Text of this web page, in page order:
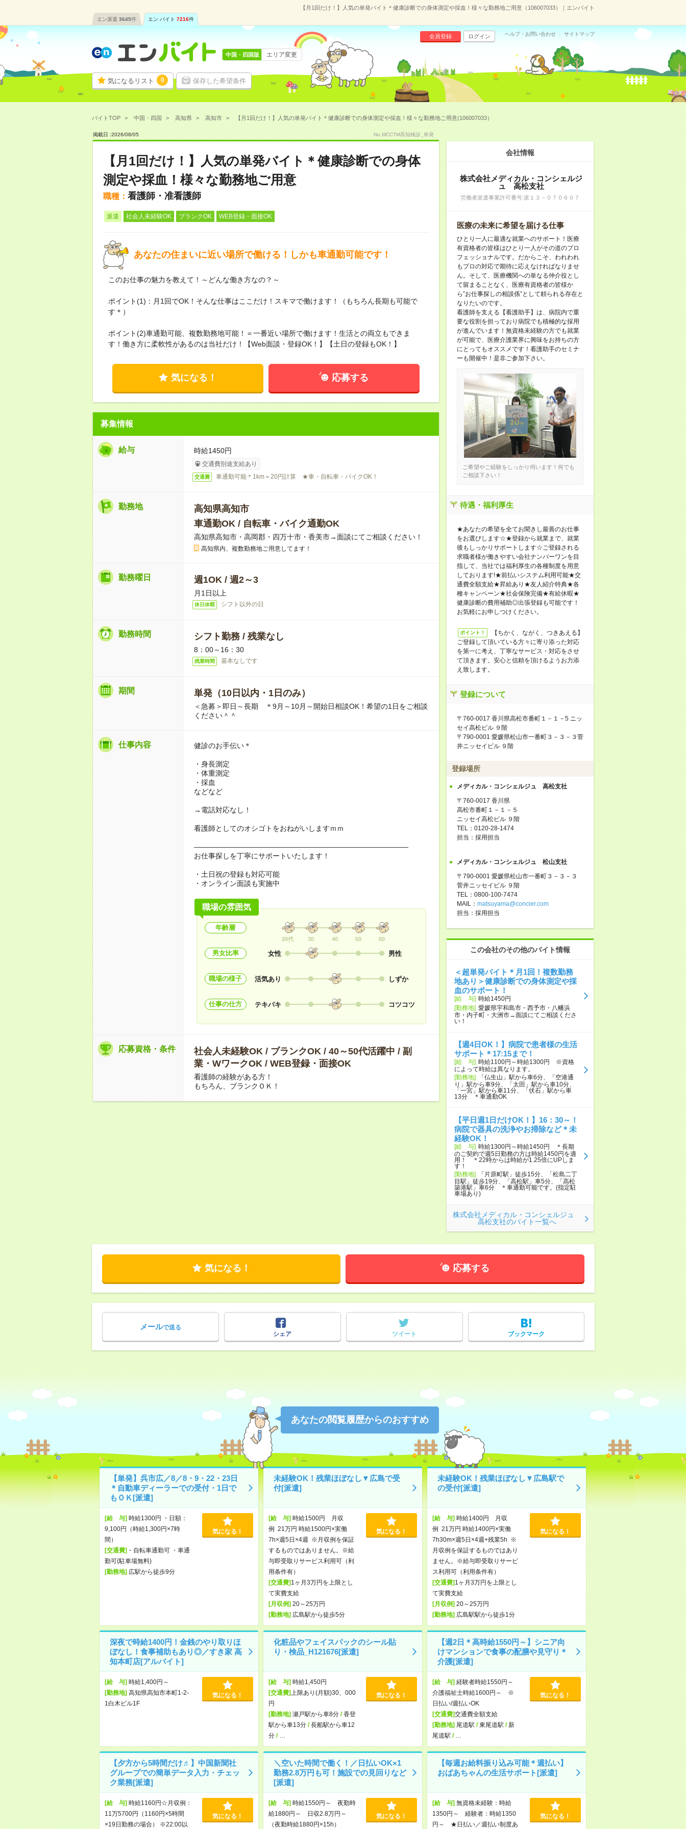
【月1回だけ！】人気の単発バイト＊健康診断での身体測定や採血！様々な勤務地ご用意（106007033）｜エンバイト
エン派遣 3645件 エン バイト 7216件
気になるリスト 0 保存した希望条件
会員登録 ログイン ヘルプ・お問い合わせ サイトマップ
中国・四国版 エリア変更
バイトTOP 中国・四国 高知県 高知市 【月1回だけ！】人気の単発バイト＊健康診断での身体測定や採血！様々な勤務地ご用意(106007033）
掲載日 :2026/08/05 No.MCCTM高知検診_単発
【月1回だけ！】人気の単発バイト＊健康診断での身体
測定や採血！様々な勤務地ご用意
職種： 看護師・准看護師
派遣 社会人未経験OK ブランクOK WEB登録・面接OK
あなたの住まいに近い場所で働ける！しかも車通勤可能です！
このお仕事の魅力を教えて！～どんな働き方なの？～
ポイント(1)：月1回でOK！そんな仕事はここだけ！スキマで働けます！（もちろん長期も可能で
す＊）
ポイント(2)車通勤可能、複数勤務地可能！＝一番近い場所で働けます！生活との両立もできま
す！働き方に柔軟性があるのは当社だけ！【Web面談・登録OK！】【土日の登録もOK！】
気になる！ 応募する
募集情報
給与 時給1450円
交通費別途支給あり
交通費 車通勤可能＊1km＝20円計算 ★車・自転車・バイクOK！
勤務地
高知県高知市
車通勤OK / 自転車・バイク通勤OK
高知県高知市・高岡郡・四万十市・香美市→面談にてご相談ください！
高知県内、複数勤務地ご用意してます！
勤務曜日 週1OK / 週2～3
月1日以上
休日休暇 シフト以外の日
勤務時間 シフト勤務 / 残業なし
8：00～16：30
残業時間 基本なしです
期間 単発（10日以内・1日のみ）
＜急募＞即日～長期 ＊9月～10月～開始日相談OK！希望の1日をご相談
ください＾＾
仕事内容 健診のお手伝い＊
・身長測定
・体重測定
・採血
などなど
→電話対応なし！
看護師としてのオシゴトをおねがいしますｍｍ
――――――――――――――――――――――――――――――
お仕事探しを丁寧にサポートいたします！
・土日祝の登録も対応可能
・オンライン面談も実施中
職場の雰囲気
年齢層
20代 30 40 50 60
男女比率 女性 男性
職場の様子 活気あり しずか
仕事の仕方 テキパキ コツコツ
応募資格・条件
社会人未経験OK / ブランクOK / 40～50代活躍中 / 副
業・WワークOK / WEB登録・面接OK
看護師の経験がある方！
もちろん、ブランクＯＫ！
会社情報
株式会社メディカル・コンシェルジ
ュ 高松支社
労働者派遣事業許可番号:派１３－０７０６０７
医療の未来に希望を届ける仕事
ひとり一人に最適な就業へのサポート！医療
有資格者の皆様はひとり一人がその道のプロ
フェッショナルです。だからこそ、われわれ
もプロの対応で期待に応えなければなりませ
ん。そして、医療機関への単なる仲介役とし
て留まることなく、医療有資格者の皆様か
ら”お仕事探しの相談係”として頼られる存在と
なりたいのです。
看護師を支える【看護助手】は、病院内で重
要な役割を担っており病院でも積極的な採用
が進んでいます！無資格未経験の方でも就業
が可能で、医療介護業界に興味をお持ちの方
にとってもオススメです！看護助手のセミナ
ーも開催中！是非ご参加下さい。
ご希望やご経験をしっかり伺います！何でも
ご相談下さい！
待遇・福利厚生
★あなたの希望を全てお聞きし最善のお仕事
をお選びします☆★登録から就業まで、就業
後もしっかりサポートします☆ご登録される
求職者様が働きやすい会社ナンバーワンを目
指して、当社では福利厚生の各種制度を用意
しております!★前払いシステム利用可能★交
通費全額支給★昇給あり★友人紹介特典★各
種キャンペーン★社会保険完備★有給休暇★
健康診断の費用補助◎出張登録も可能です！
お気軽にお申しつけください。
ポイント！
【ちかく、ながく、つきあえる】
ご登録して頂いている方々に寄り添った対応
を第一に考え、丁寧なサービス・対応をさせ
て頂きます。安心と信頼を頂けるようお力添
え致します。
登録について
〒760-0017 香川県高松市番町１－１－5 ニッ
セイ高松ビル ９階
〒790-0001 愛媛県松山市一番町３－３－３菅
井ニッセイビル ９階
登録場所
メディカル・コンシェルジュ 高松支社
〒760-0017 香川県
高松市番町１－１－５
ニッセイ高松ビル ９階
TEL：0120-28-1474
担当：採用担当
メディカル・コンシェルジュ 松山支社
〒790-0001 愛媛県松山市一番町３－３－３
菅井ニッセイビル ９階
TEL：0800-100-7474
MAIL： matsuyama@concier.com
担当：採用担当
この会社のその他のバイト情報
＜超単発バイト＊月1回！複数勤務
地あり＞健康診断での身体測定や採
血のサポート！
[給 与] 時給1450円
[勤務地] 愛媛県宇和島市・西予市・八幡浜
市・内子町・大洲市→面談にてご相談くださ
い！
【週4日OK！】病院で患者様の生活
サポート＊17:15まで！
[給 与] 時給1100円～時給1300円 ※資格
によって時給は異なります。
[勤務地]
「仏生山」駅から車6分、「空港通
り」駅から車9分、「太田」駅から車10分、
「一宮」駅から車11分、「伏石」駅から車
13分 ＊車通勤OK
【平日週1日だけOK！】16：30～！
病院で器具の洗浄やお掃除など＊未
経験OK！
[給 与] 時給1300円～時給1450円 ＊長期
のご契約で週5日勤務の方は時給1450円を適
用！ ＊22時からは時給が1.25倍にUPしま
す！
[勤務地]
「片原町駅」徒歩15分、「松島二丁
目駅」徒歩19分、「高松駅」車5分、「高松
築港駅」車6分 ＊車通勤可能です。(指定駐
車場あり)
株式会社メディカル・コンシェルジュ
高松支社のバイト一覧へ
気になる！ 応募する
メールで送る
シェア
ツイート ブックマーク
あなたの閲覧履歴からのおすすめ
【単発】呉市広／8／8・9・22・23日
＊自動車ディーラーでの受付・1日で
もＯＫ[派遣]
[給 与]時給1300円 ・日額：
9,100円（時給1,300円×7時
間）
[交通費]・自転車通勤可 ・車通
勤可(駐車場無料)
[勤務地]広駅から徒歩9分
気になる！
未経験OK！残業ほぼなし▼広島で受
付[派遣]
[給 与]時給1500円 月収
例 21万円 時給1500円×実働
7h×週5日×4週 ※月収例を保証
するものではありません。※給
与即受取りサービス利用可（利
用条件有）
[交通費]1ヶ月3万円を上限とし
て実費支給
[月収例]20～25万円
[勤務地]広島駅から徒歩5分
気になる！
未経験OK！残業ほぼなし▼広島駅で
の受付[派遣]
[給 与]時給1400円 月収
例 21万円 時給1400円×実働
7h30m×週5日×4週+残業5h ※
月収例を保証するものではあり
ません。※給与即受取りサービ
ス利用可（利用条件有）
[交通費]1ヶ月3万円を上限とし
て実費支給
[月収例]20～25万円
[勤務地]広島駅駅から徒歩1分
気になる！
深夜で時給1400円！金銭のやり取りほ
ぼなし！食事補助もあり◎／すき家 高
知本町店[アルバイト]
[給 与]時給1,400円～
[勤務地]高知県高知市本町1-2-
1白木ビル1F
気になる！
化粧品やフェイスパックのシール貼
り・検品_H121676[派遣]
[給 与]時給1,450円
[交通費]上限あり(月額)30、000
円
[勤務地]瀬戸駅から車8分/香登
駅から車13分/長船駅から車12
分/
気になる！
【週2日＊高時給1550円～】シニア向
けマンションで食事の配膳や見守り＊
介護[派遣]
[給 与]経験者時給1550円～
介護福祉士時給1600円～ ※
日払い/週払いOK
[交通費]交通費全額支給
[勤務地]尾道駅 /東尾道駅 /新
尾道駅 /
気になる！
【夕方から5時間だけ♬】中国新聞社
グループでの簡単データ入力・チェッ
ク業務[派遣]
[給 与]時給1160円☆月収例：
11万5700円（1160円×5時間
×19日勤務の場合） ※22:00以
気になる！
＼空いた時間で働く！／日払いOK×1
勤務2.8万円も可！施設での見回りなど
[派遣]
[給 与]時給1550円～ 夜勤時
給1880円～ 日収2.8万円～
（夜勤時給1880円×15h）
気になる！
【毎週お給料振り込み可能＊週払い】
おばあちゃんの生活サポート[派遣]
[給 与]無資格未経験：時給
1350円～ 経験者：時給1350
円～ ★日払い／週払い制度あ
気になる！